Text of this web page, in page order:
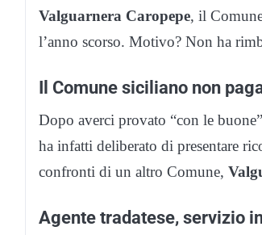
Valguarnera Caropepe, il
l’anno scorso. Motivo? Non ha
Il Comune siciliano non
Dopo averci provato “con le
ha infatti deliberato di presentare
confronti di un altro Comune,
Agente tradatese, servizio